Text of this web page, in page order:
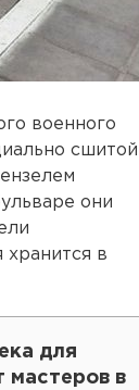
военного
сшитой
они
хранится в
для
мастеров в